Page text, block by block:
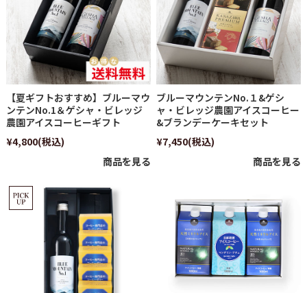
【夏ギフトおすすめ】ブルーマウ
ンテンNo.1＆ゲシャ・ビレッジ
農園アイスコーヒーギフト
¥4,800(税込)
商品を見る
ブルーマウンテンNo.１&ゲシ
ャ・ビレッジ農園アイスコーヒー
&ブランデーケーキセット
¥7,450(税込)
商品を見る